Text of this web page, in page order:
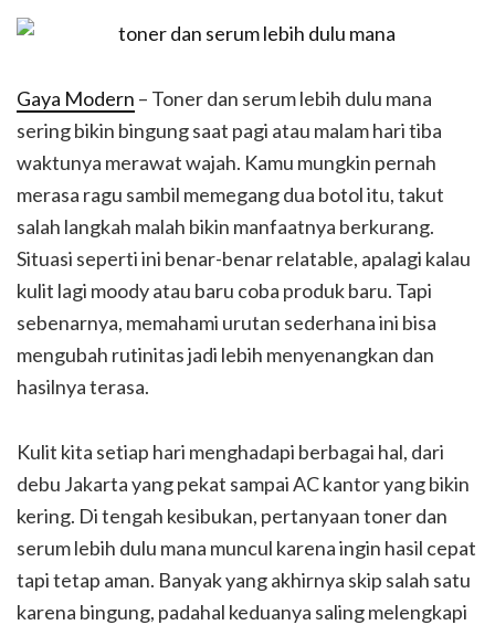
Gaya Modern – Toner dan serum lebih dulu mana
sering bikin bingung saat pagi atau malam hari tiba
waktunya merawat wajah. Kamu mungkin pernah
merasa ragu sambil memegang dua botol itu, takut
salah langkah malah bikin manfaatnya berkurang.
Situasi seperti ini benar-benar relatable, apalagi kalau
kulit lagi moody atau baru coba produk baru. Tapi
sebenarnya, memahami urutan sederhana ini bisa
mengubah rutinitas jadi lebih menyenangkan dan
hasilnya terasa.
Kulit kita setiap hari menghadapi berbagai hal, dari
debu Jakarta yang pekat sampai AC kantor yang bikin
kering. Di tengah kesibukan, pertanyaan toner dan
serum lebih dulu mana muncul karena ingin hasil cepat
tapi tetap aman. Banyak yang akhirnya skip salah satu
karena bingung, padahal keduanya saling melengkapi